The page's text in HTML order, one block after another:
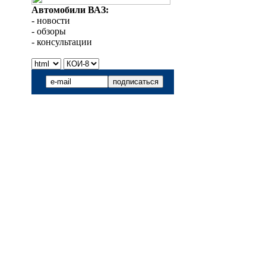
Автомобили ВАЗ:
- новости
- обзоры
- консультации